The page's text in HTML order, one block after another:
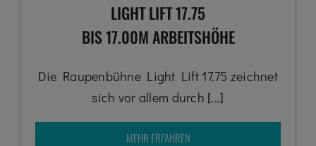
LIGHT LIFT 17.75
BIS 17.00M ARBEITSHÖHE
Die Raupenbühne Light Lift 17.75 zeichnet
sich vor allem durch [...]
MEHR ERFAHREN